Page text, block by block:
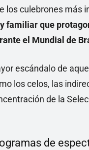
los culebrones más
familiar que
el Mundial de
escándalo de
los celos, las
de la
de